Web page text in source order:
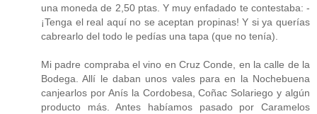
una moneda de 2,50 ptas. Y muy enfadado te contestaba: -
¡Tenga el real aquí no se aceptan propinas! Y si ya querías
cabrearlo del todo le pedías una tapa (que no tenía).
Mi padre compraba el vino en Cruz Conde, en la calle de la
Bodega. Allí le daban unos vales para en la Nochebuena
canjearlos por Anís la Cordobesa, Coñac Solariego y algún
producto más. Antes habíamos pasado por Caramelos